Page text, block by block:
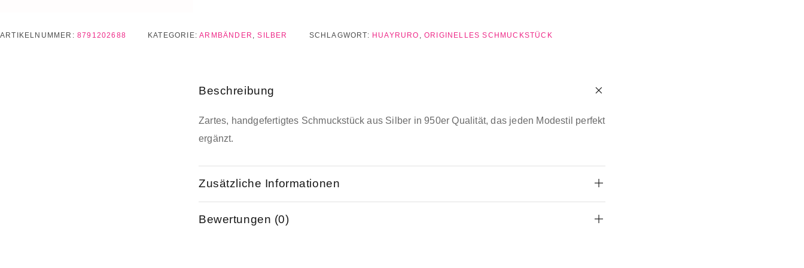
ARTIKELNUMMER: 8791202688 KATEGORIE:ARMBÄNDER ,SILBER SCHLAGWORT: HUAYRURO ,ORIGINELLES SCHMUCKSTÜCK
Beschreibung
Zartes, handgefertigtes Schmuckstück aus Silber in 950er Qualität, das jeden Modestil perfekt
ergänzt.
Zusätzliche Informationen
Bewertungen (0)